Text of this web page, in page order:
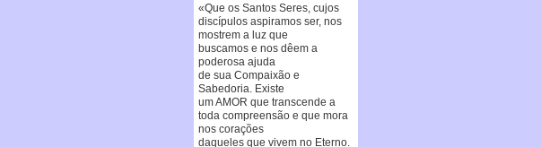
«Que os Santos Seres, cujos
discípulos aspiramos ser, nos
mostrem a luz que
buscamos e nos dêem a
poderosa ajuda
de sua Compaixão e
Sabedoria. Existe
um AMOR que transcende a
toda compreensão e que mora
nos corações
daqueles que vivem no Eterno.